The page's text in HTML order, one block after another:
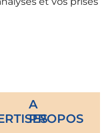
A
PROPOS